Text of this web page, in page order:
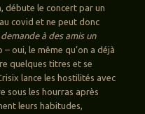
débute le concert par un
covid et ne peut donc
à des amis un
oui, le même qu’on a déjà
quelques titres et se
lance les hostilités avec
sous les hourras après
leurs habitudes,